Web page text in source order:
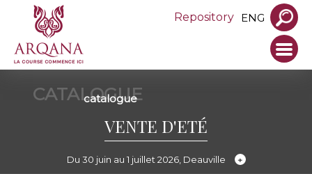
Repository ENG
CATALOGUE
catalogue
VENTE D'ETÉ
Du 30 juin au 1 juillet 2026, Deauville